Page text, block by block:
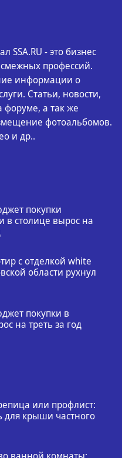
SSA.RU - это бизнес
профессий.
информации о
Статьи, новости,
а так же
фотоальбомов.
и др..
покупки
в столице вырос на
с отделкой white
области рухнул
покупки в
на треть за год
или профлист:
для крыши частного